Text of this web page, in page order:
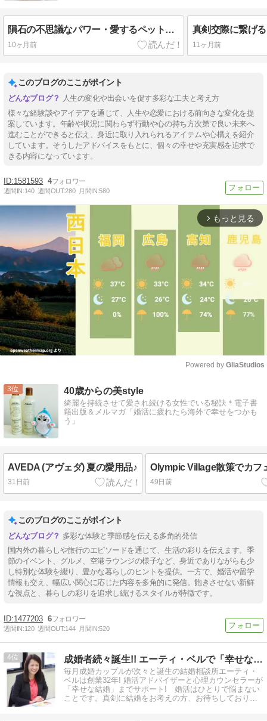
隕石の不思議なパワー・愛するペットの体調不良が改善した驚きの体験談
10ヶ月前 11ヶ月前
このブログのここがポイント
人生の変化や出会いを促す多彩な工夫と考え方
様々な経験談やアイデアを通じて、人生や恋愛における前向きな変化を提
案しています。年齢や状況に関わらず行動や心の持ち方次第で良い未来へ
進むことができると伝え、身近に取り入れられるアイテムや心構えを紹介
しています。そうしたアドバイスをもとに、個々の幸せや充実感を追求で
きる内容になっています。
1581593 4
週間IN:140 週間OUT:280 月間IN:580
arrow_forward_ios もっと見る
Powered by GliaStudios
3 40歳からの美style
綺麗を持続させて愛され続ける女性でいる秘訣＊電子書
籍出版＆メルマガ「婚活に疲れたら海外で幸せをつかも
う」
AVEDA (アヴェダ) 夏の愛用品♪
31日前
Olympic Village散策でカフ
49日前
このブログのここがポイント
多彩な体験と季節感を伝える多角的発信
国内外の暮らしや旅行のエピソードを通じて、生活の彩りを伝えます。季
節のイベント、グルメ、空港ラウンジの様子など、身近でありながらも少
し特別な体験を綴り、豊かな暮らしのヒントを提供。一方で、婚活や留学
情報も交え、幅広い関心に応じた内容を多角的に発信。飽きさせない新鮮
な視点と、暮らしの彩りを追求し続けるスタイルが特徴です。
1477203 6
週間IN:120 週間OUT:144 月間IN:520
4 成婚者続々誕生!! エーティ・ベルで「幸せな結婚」へ
毎月成婚カップルが次々と誕生の結婚相談所エーティ・
ベルは創業32年! 婚活アドバイザーと心理カウンセラーが
「幸せな結婚」までサポート! 婚活はひとりで悩まない
ことです。真剣に結婚をお考えの方、お待ちしておりま